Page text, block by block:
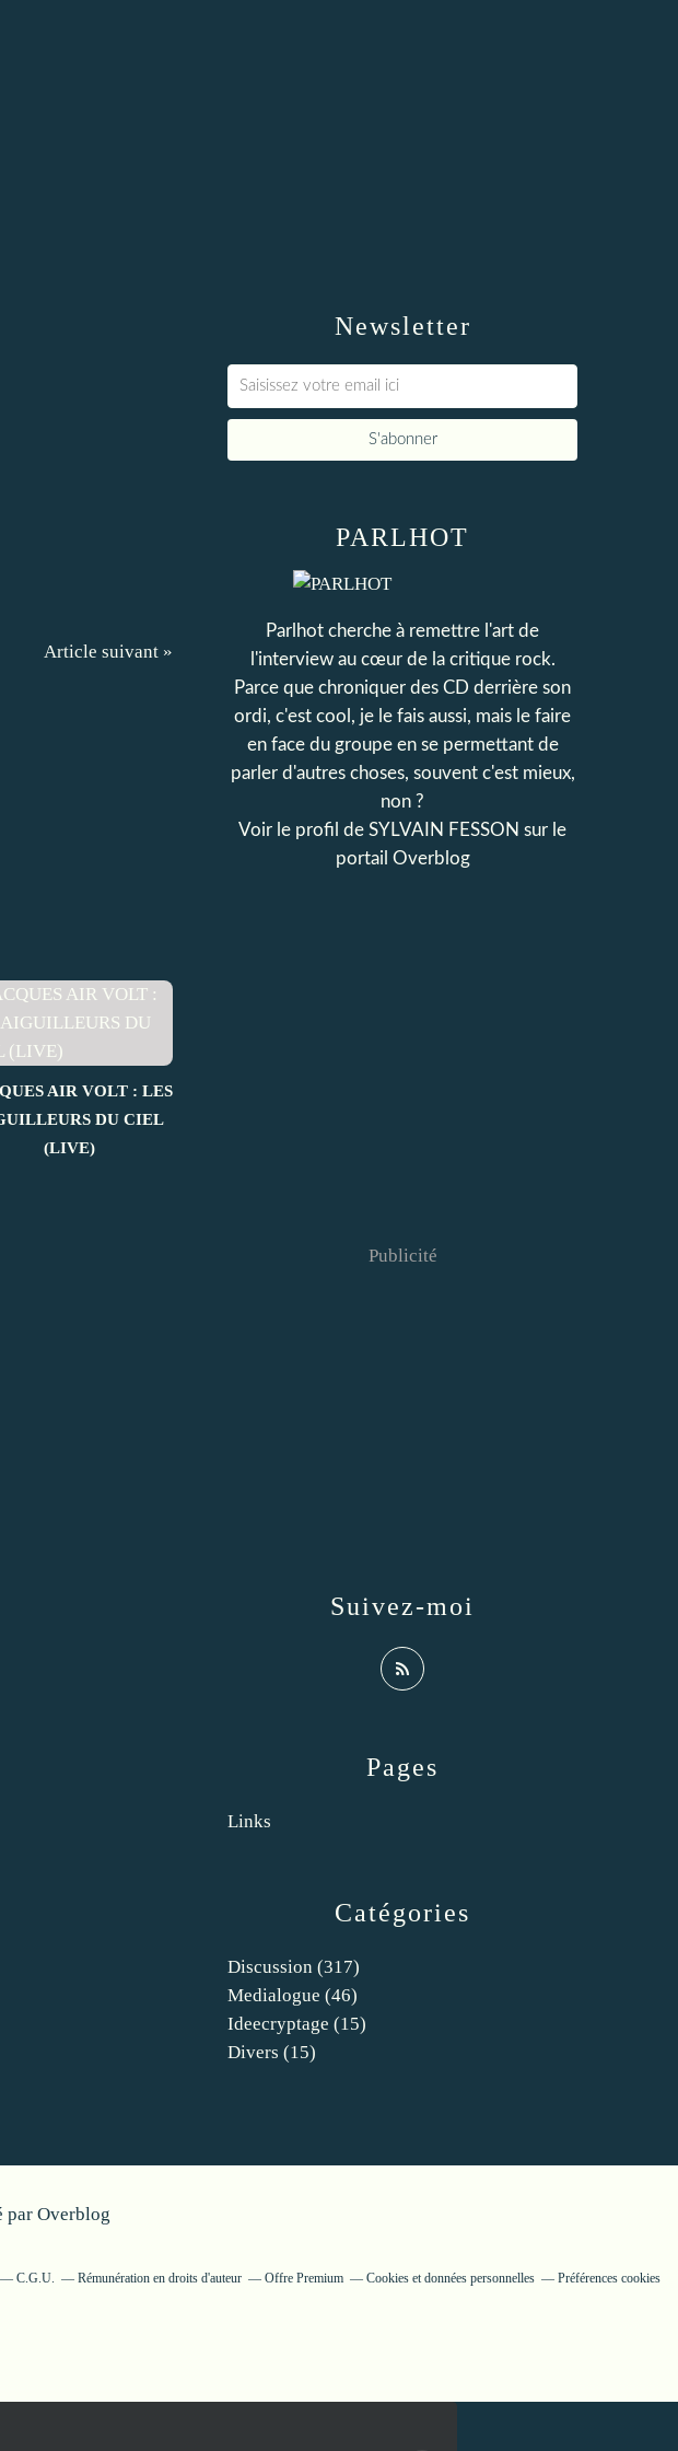
Article suivant »
AIR VOLT : LES
DU CIEL
(LIVE)
Newsletter
Catégories
Discussion (317)
Medialogue (46)
Ideecryptage (15)
Divers (15)
Pages
Links
PARLHOT
Parlhot cherche à remettre l'art de
l'interview au cœur de la critique rock.
Parce que chroniquer des CD derrière son
ordi, c'est cool, je le fais aussi, mais le faire
en face du groupe en se permettant de
parler d'autres choses, souvent c'est mieux,
non ?
Voir le profil de SYLVAIN FESSON sur le
portail Overblog
Suivez-moi
Publicité
par Overblog
C.G.U. Rémunération en droits d'auteur Offre Premium Cookies et données personnelles Préférences cookies